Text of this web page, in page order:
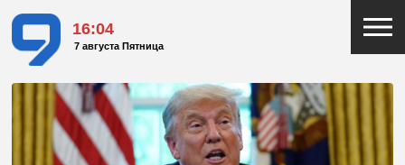
16:04
7 августа Пятница